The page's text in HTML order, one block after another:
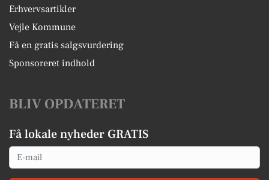
Erhvervsartikler
Vejle Kommune
Få en gratis salgsvurdering
Sponsoreret indhold
BLIV OPDATERET
Få lokale nyheder GRATIS
Email